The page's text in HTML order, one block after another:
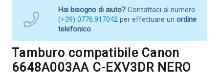
Hai bisogno di aiuto? Contattaci al numero
(+39) 0776.917042 per effettuare un ordine
telefonico
Tamburo compatibile Canon
6648A003AA C-EXV3DR NERO